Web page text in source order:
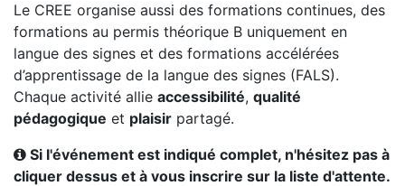
Le CREE organise aussi des formations continues, des
formations au permis théorique B uniquement en
langue des signes et des formations accélérées
d’apprentissage de la langue des signes (FALS).
Chaque activité allie accessibilité, qualité
pédagogique et plaisir partagé.
Si l'événement est indiqué complet, n'hésitez pas à
cliquer dessus et à vous inscrire sur la liste d'attente.